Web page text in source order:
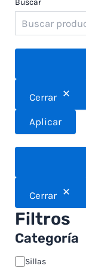
Cerrar
Aplicar
Cerrar
Filtros
Categoría
Sillas